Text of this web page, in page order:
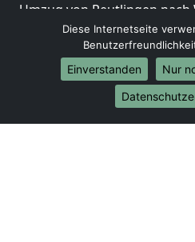
Umzug von Reutlingen
Umzug von Reutlingen
Umzug von Reutlingen nach
Umzug von Reutlingen
Internationale-Umzüge
Umzug von Reutlingen nach
Diese Internetseite
Einverstanden
Nur